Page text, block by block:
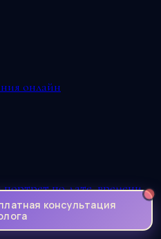
онлайн
по дате, времени
консультация